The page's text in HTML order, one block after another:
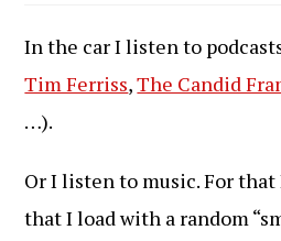
In the car I listen to
Tim Ferriss,The Candid
…).
Or I listen to music. For that
that I load with a random